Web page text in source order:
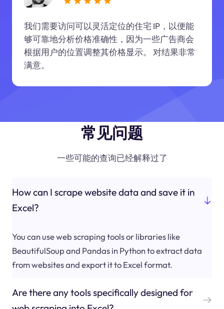
我们需要访问可以灵活定位的住宅 IP，以便能
够可靠地分析价格准确性，因为一些广告商会
根据用户的位置调整其价格显示。 对结果非常
满意。
常见问题
一些可能的查询已经解释过了
How can I scrape website data and save it in
Excel?
You can use web scraping tools or libraries like
BeautifulSoup and Pandas in Python to extract data
from websites and export it to Excel format.
Are there any tools specifically designed for